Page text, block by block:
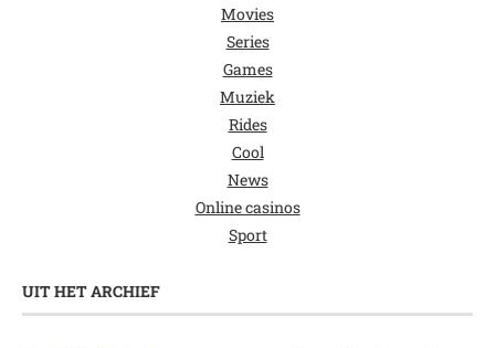
Movies
Series
Games
Muziek
Rides
Cool
News
Online casinos
Sport
UIT HET ARCHIEF